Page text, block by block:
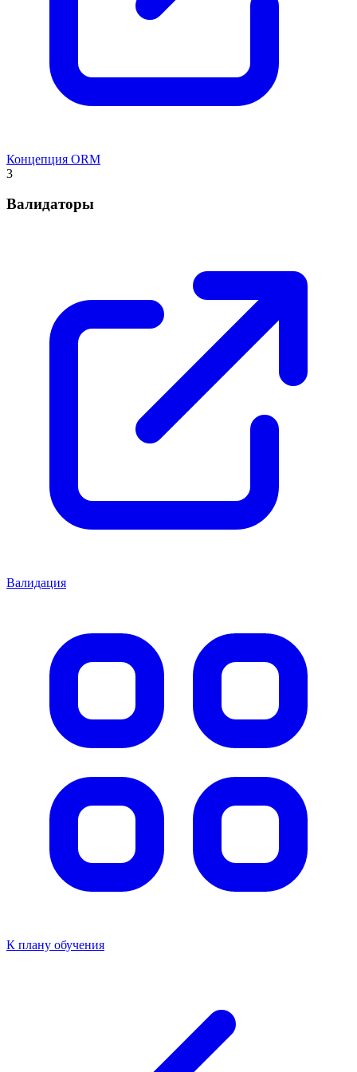
Концепция ORM
3
Валидаторы
Валидация
К плану обучения